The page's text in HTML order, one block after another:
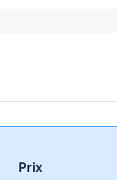
Prix